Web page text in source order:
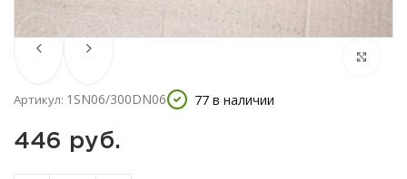
Артикул: 1SN06/300DN06 77 в наличии
446 руб.